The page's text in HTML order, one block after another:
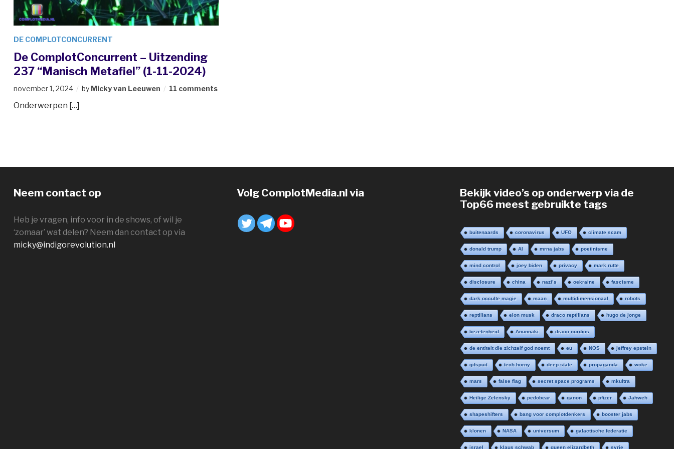
DE COMPLOTCONCURRENT
De ComplotConcurrent – Uitzending
237 “Manisch Metafiel” (1-11-2024)
november 1, 2024 by Micky van Leeuwen 11 comments
Onderwerpen […]
Neem contact op
Heb je vragen, info voor in de shows, of wil je
‘zomaar’ wat delen? Neem dan contact op via
micky@indigorevolution.nl
Volg ComplotMedia.nl via
Bekijk video’s op onderwerp via de
Top66 meest gebruikte tags
buitenaards coronavirus UFO climate scam
donald trump AI mrna jabs poetinisme
mind control joey biden privacy mark rutte
disclosure china nazi’s oekraine fascisme
dark occulte magie maan multidimensionaal robots
reptilians elon musk draco reptilians hugo de jonge
bezetenheid Anunnaki draco nordics
de entiteit die zichzelf god noemt eu NOS jeffrey epstein
gifspuit tech horny deep state propaganda woke
mars false flag secret space programs mkultra
Heilige Zelensky pedobear qanon pfizer Jahweh
shapeshifters bang voor complotdenkers booster jabs
klonen NASA universum galactische federatie
israel klaus schwab queen elizardbeth syrie